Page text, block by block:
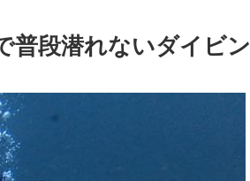
普段潜れないダイビン